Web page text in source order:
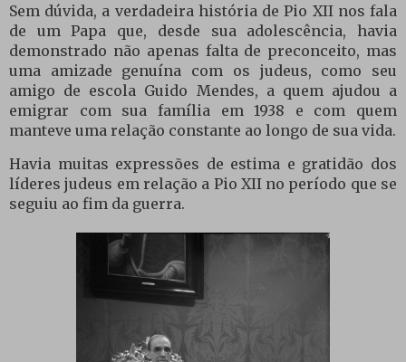
Sem dúvida, a verdadeira história de Pio XII nos fala
de um Papa que, desde sua adolescência, havia
demonstrado não apenas falta de preconceito, mas
uma amizade genuína com os judeus, como seu
amigo de escola Guido Mendes, a quem ajudou a
emigrar com sua família em 1938 e com quem
manteve uma relação constante ao longo de sua vida.
Havia muitas expressões de estima e gratidão dos
líderes judeus em relação a Pio XII no período que se
seguiu ao fim da guerra.